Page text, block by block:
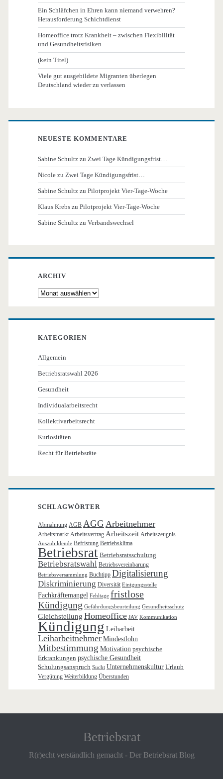
Ein Schläfchen in Ehren kann niemand verwehren?
Herausforderung Schichtdienst
Homeoffice trotz Krankheit – zwischen Flexibilität
und Gesundheitsrisiken
(kein Titel)
Viele gut ausgebildete Migranten überlegen
Deutschland wieder zu verlassen
NEUESTE KOMMENTARE
Sabine Schultz zu Zwei Tage Kündigungsfrist…
Nicole zu Zwei Tage Kündigungsfrist…
Sabine Schultz zuPilotprojekt Vier-Tage-Woche
Klaus Krebs zuPilotprojekt Vier-Tage-Woche
Sabine Schultz zuVerbandswechsel
ARCHIV
Archiv
KATEGORIEN
Allgemein
Betriebsratswahl 2026
Gesundheit
Individualarbeitsrecht
Kollektivarbeitsrecht
Kuriositäten
Recht für Betriebsräte
SCHLAGWÖRTER
Abmahnung AGB AGG Arbeitnehmer
Arbeitsmarkt Arbeitsvertrag Arbeitszeit Arbeitszeugnis
Auszubildende Befristung Betriebsklima
Betriebsrat Betriebsratsschulung
Betriebsratswahl Betriebsvereinbarung
Betriebsversammlung Buchtipp Digitalisierung
Diskriminierung Diversität Einigungsstelle
Fachkräftemangel Fehltage fristlose
Kündigung Gefährdungsbeurteilung Gesundheitsschutz
Gleichstellung Homeoffice JAV Kommunikation
Kündigung Leiharbeit
Leiharbeitnehmer Mindestlohn
Mitbestimmung Motivation psychische
Erkrankungen psychische Gesundheit
Schulungsanspruch Sucht Unternehmenskultur Urlaub
Vergütung Weiterbildung Überstunden
Betriebsrat
R(r)echt verständlich gemacht - Der Betriebsrat Blog